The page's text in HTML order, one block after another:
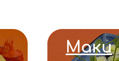
Маки